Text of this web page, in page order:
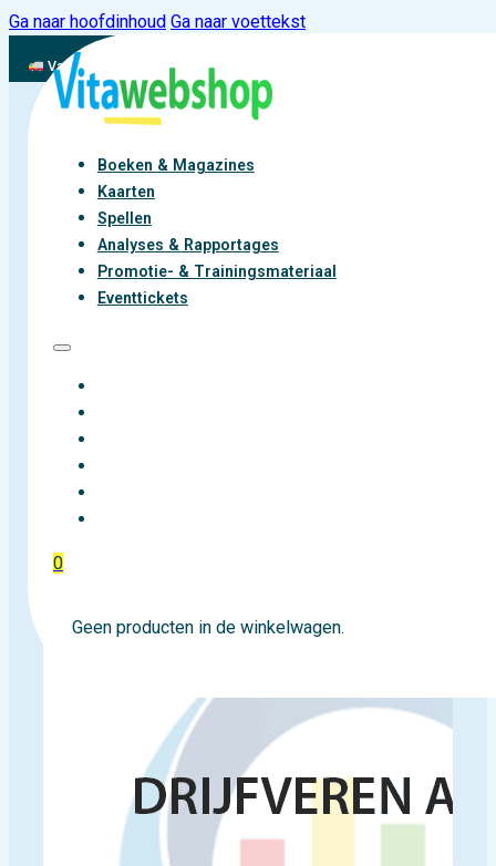
Ga naar hoofdinhoud Ga naar voettekst
Vandaag besteld, binnen 2-3 werkdagen aan de slag met vitaliteit
Boeken & Magazines
Kaarten
Spellen
Analyses & Rapportages
Promotie- & Trainingsmateriaal
Eventtickets
0
Geen producten in de winkelwagen.